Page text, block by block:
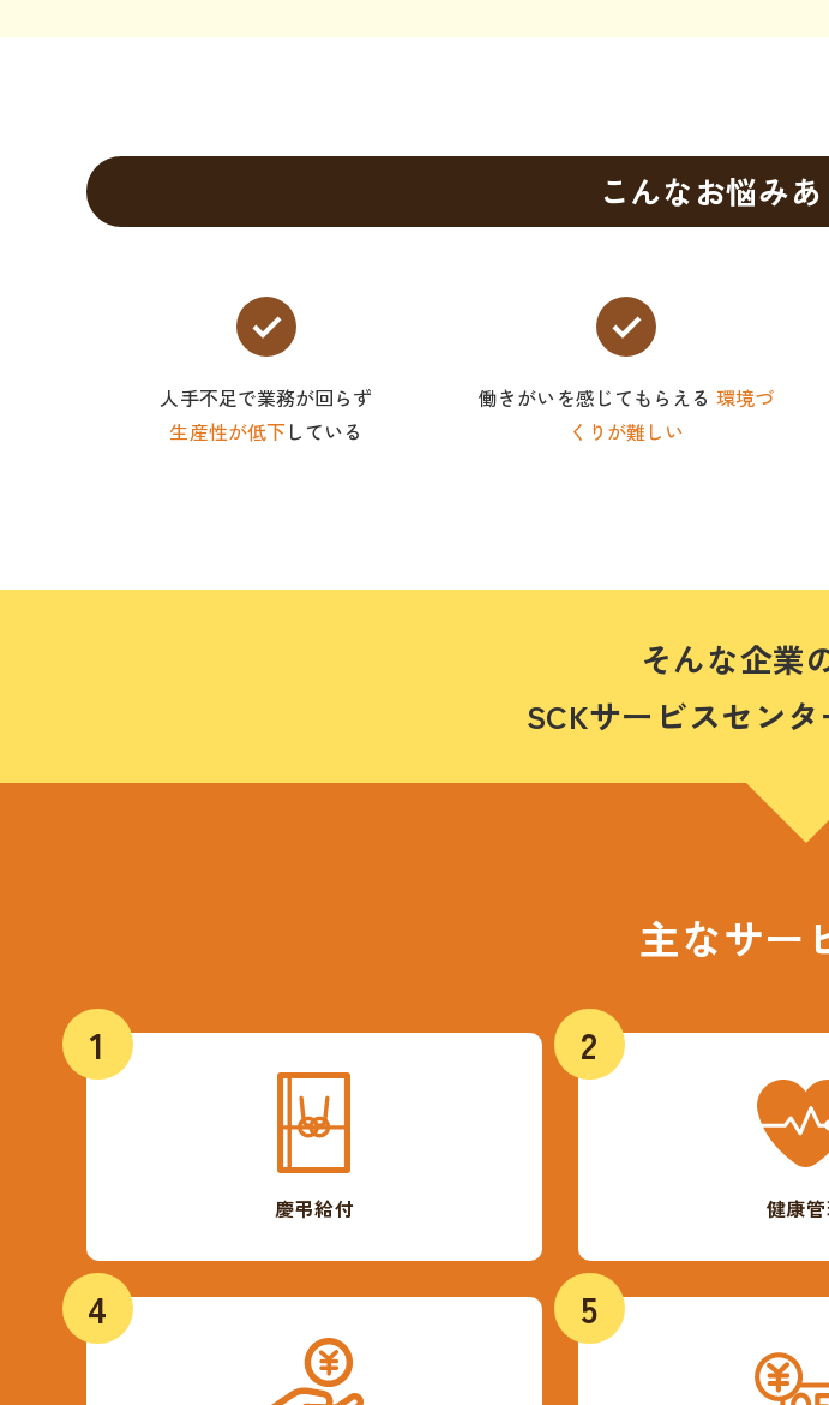
こんなお悩み
人手不足で業務が回らず
生産性が低下している
働きがいを感じてもらえる 環境づ
くりが難しい
そんな企業
SCKサービスセン
主なサー
1
慶弔給付
2
健康
4 5